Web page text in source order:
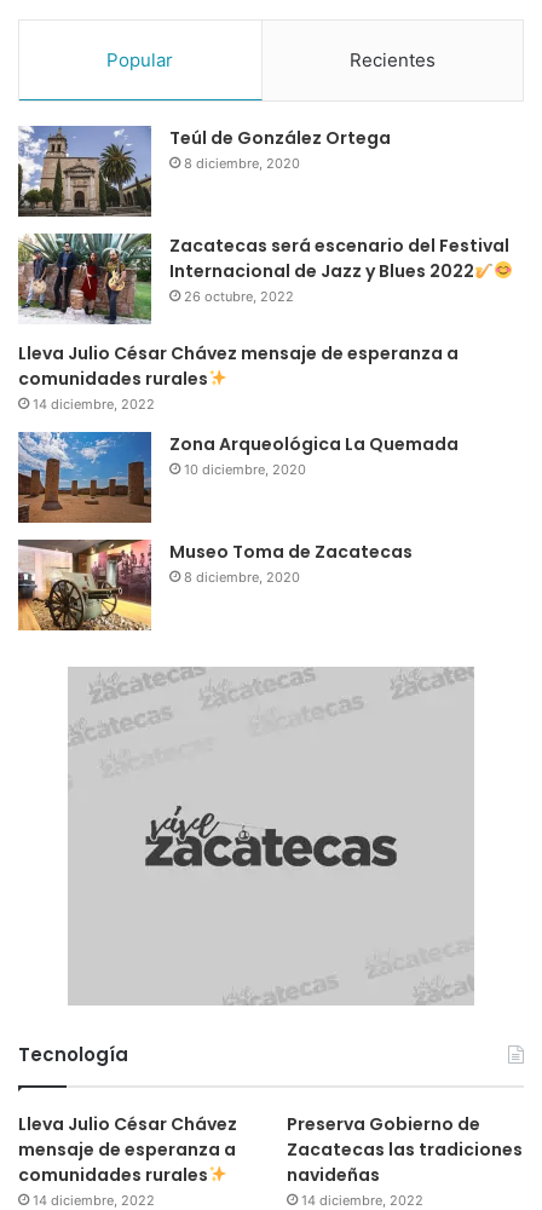
Popular Recientes
Teúl de González Ortega
8 diciembre, 2020
Zacatecas será escenario del Festival
Internacional de Jazz y Blues 2022
26 octubre, 2022
Lleva Julio César Chávez mensaje de esperanza a
comunidades rurales
14 diciembre, 2022
Zona Arqueológica La Quemada
10 diciembre, 2020
Museo Toma de Zacatecas
8 diciembre, 2020
Tecnología
Lleva Julio César Chávez
mensaje de esperanza a
comunidades rurales
14 diciembre, 2022
Preserva Gobierno de
Zacatecas las tradiciones
navideñas
14 diciembre, 2022